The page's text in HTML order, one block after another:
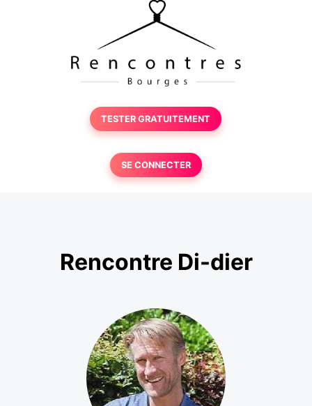
TESTER GRATUITEMENT
SE CONNECTER
Rencontre Di-dier